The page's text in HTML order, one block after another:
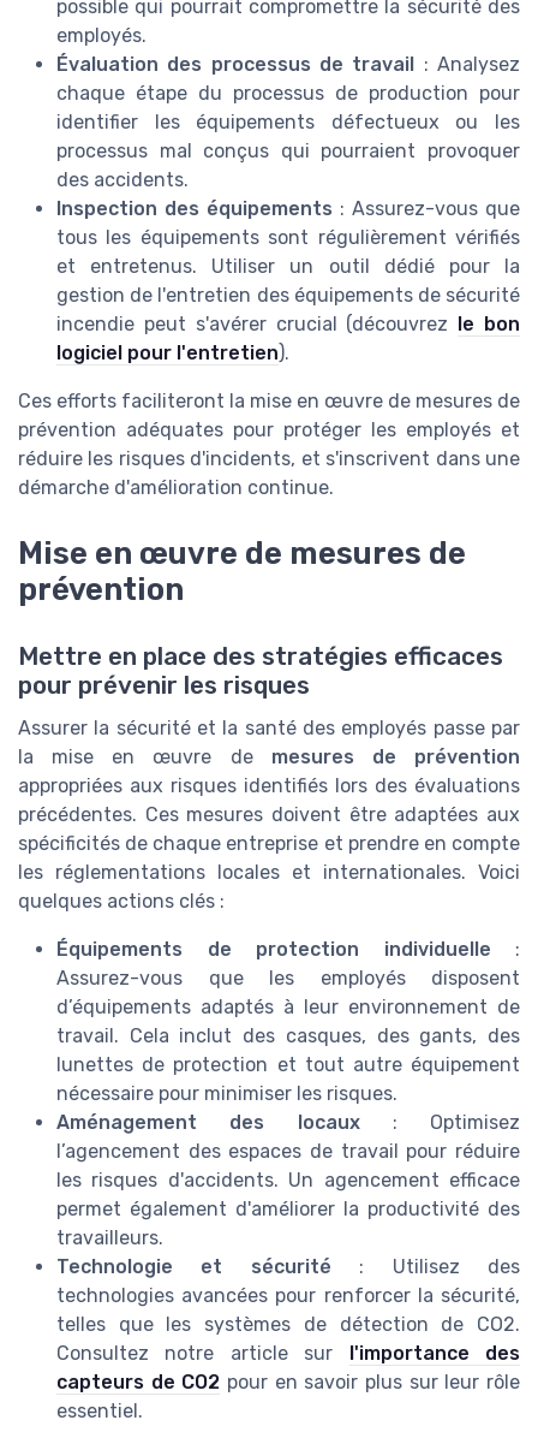
possible qui pourrait compromettre la sécurité des
employés.
Évaluation des processus de travail
: Analysez
chaque étape du processus de production pour
identifier les équipements défectueux ou les
processus mal conçus qui pourraient provoquer
des accidents.
Inspection des équipements : Assurez-vous que
tous les équipements sont régulièrement vérifiés
et entretenus. Utiliser un outil dédié pour la
gestion de l'entretien des équipements de sécurité
incendie peut s'avérer crucial (découvrez
le bon
logiciel pour l'entretien).
Ces efforts faciliteront la mise en œuvre de mesures de
prévention adéquates pour protéger les employés et
réduire les risques d'incidents, et s'inscrivent dans une
démarche d'amélioration continue.
Mise en œuvre de mesures de
prévention
Mettre en place des stratégies efficaces
pour prévenir les risques
Assurer la sécurité et la santé des employés passe par
la mise en œuvre de mesures de prévention
appropriées aux risques identifiés lors des évaluations
précédentes. Ces mesures doivent être adaptées aux
spécificités de chaque entreprise et prendre en compte
les réglementations locales et internationales. Voici
quelques actions clés :
Équipements de protection individuelle :
Assurez-vous que les employés disposent
d’équipements adaptés à leur environnement de
travail. Cela inclut des casques, des gants, des
lunettes de protection et tout autre équipement
nécessaire pour minimiser les risques.
Aménagement des locaux: Optimisez
l’agencement des espaces de travail pour réduire
les risques d'accidents. Un agencement efficace
permet également d'améliorer la productivité des
travailleurs.
Technologie et sécurité : Utilisez des
technologies avancées pour renforcer la sécurité,
telles que les systèmes de détection de CO2.
Consultez notre article sur l'importance des
capteurs de CO2 pour en savoir plus sur leur rôle
essentiel.